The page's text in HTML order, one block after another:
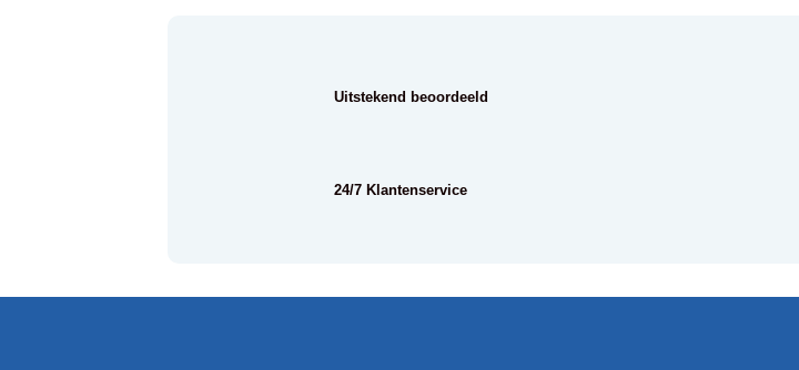
Uitstekend beoordeeld
24/7 Klantenservice